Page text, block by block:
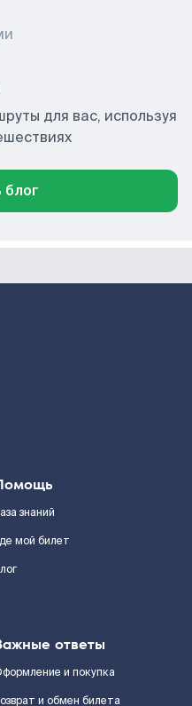
для вас, используя
блог
знаний
мой билет
ответы
и покупка
и обмен билета